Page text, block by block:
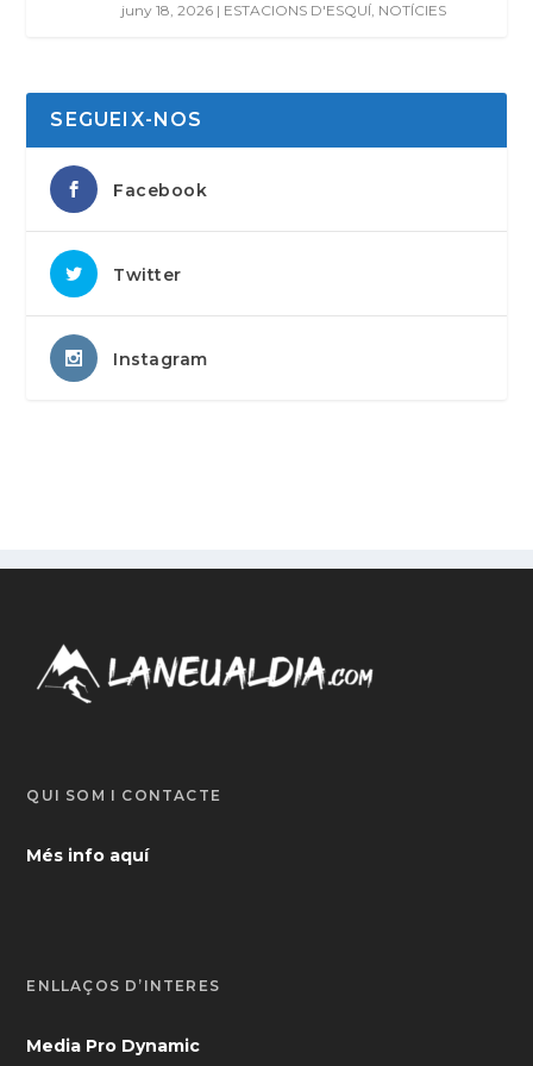
juny 18, 2026 | ESTACIONS D'ESQUÍ, NOTÍCIES
SEGUEIX-NOS
Facebook
Twitter
Instagram
QUI SOM I CONTACTE
Més info aquí
ENLLAÇOS D’INTERÈS
Media Pro Dynamic